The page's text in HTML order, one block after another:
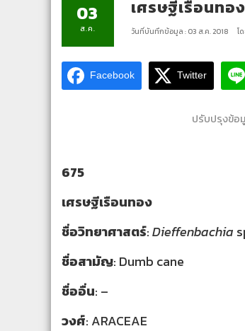
03
ส.ค.
เศรษฐีเรือนทอ
วันที่บันทึกข้อมูล : 03 ส.ค. 2018 โ
Facebook Twitter
ปรับปรุงข้อมู
675
เศรษฐีเรือนทอง
ชื่อวิทยาศาสตร์:Dieffenbachia
ชื่อสามัญ: Dumb cane
ชื่ออื่น: –
วงศ์: ARACEAE